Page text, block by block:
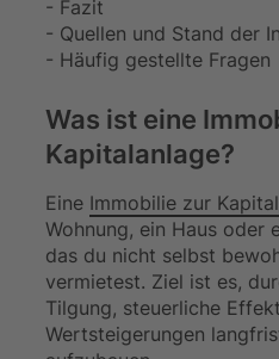
- Fazit
- Quellen und Stand der
- Häufig gestellte Fragen
Was ist eine
Kapitalanlage?
Eine Immobilie zur
Wohnung, ein Haus oder
das du nicht selbst
vermietest. Ziel ist es,
Tilgung, steuerliche
Wertsteigerungen